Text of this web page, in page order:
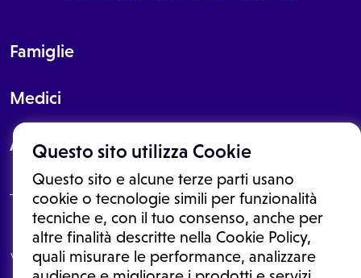
Questo sito utilizza Cookie
Questo sito e alcune terze parti usano
cookie o tecnologie simili per funzionalità
tecniche e, con il tuo consenso, anche per
altre finalità descritte nella Cookie Policy,
quali misurare le performance, analizzare
Famiglie
Medici
About
Le informazioni proposte in questo sito non sono un consulto medico.
In nessun caso, queste informazioni sostituiscono un consulto, una
visita o una diagnosi formulata dal medico. Non si devono considerare
le informazioni disponibili come suggerimenti per la formulazione di